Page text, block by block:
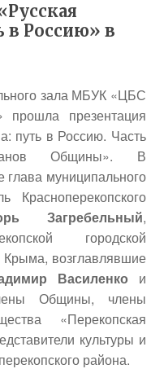
Россию» в
зала МБУК «ЦБС
прошла презентация
путь в Россию. Часть
Общины». В
глава муниципального
Красноперекопского
Загребельный,
городской
возглавлявшие
Василенко и
Общины, члены
«Перекопская
культуры и
района.